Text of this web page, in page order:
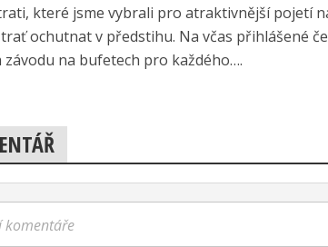
které jsme vybrali pro atraktivnější pojetí
ochutnat v předstihu. Na včas přihlášené
závodu na bufetech pro každého….
komentáře